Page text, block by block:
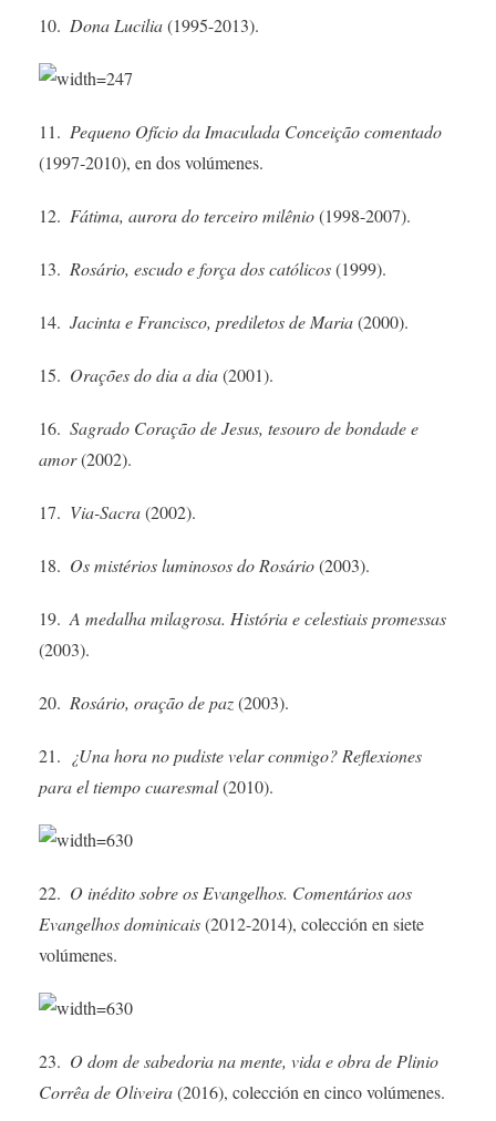
10. Dona Lucilia(1995-2013).
11. Pequeno Ofício da ­Imaculada Conceição comentado
(1997‑2010), en dos volúmenes.
12. Fátima, aurora do terceiro ­milênio(1998-2007).
13. Rosário, escudo e força dos ­católicos(1999).
14. Jacinta e Francisco, prediletos de Maria(2000).
15. Orações do dia a dia(2001).
16. Sagrado Coração de ­Jesus, tesouro de bondade e
amor(2002).
17. Via-Sacra(2002).
18. Os mistérios luminosos do ­Rosário(2003).
19.A medalha milagrosa. História e celestiais promessas
(2003).
20. Rosário, oração de paz(2003).
21. ¿Una hora no pudiste velar conmigo? Reflexiones
para el tiempo cuaresmal(2010).
22. O inédito sobre os Evangelhos. Comentários aos
Evangelhos dominicais(2012-2014), colección en siete
volúmenes.
23. O dom de sabedoria na ­mente, vida e obra de Plinio
Corrêa de Oliveira(2016), colección en ­cinco volúmenes.